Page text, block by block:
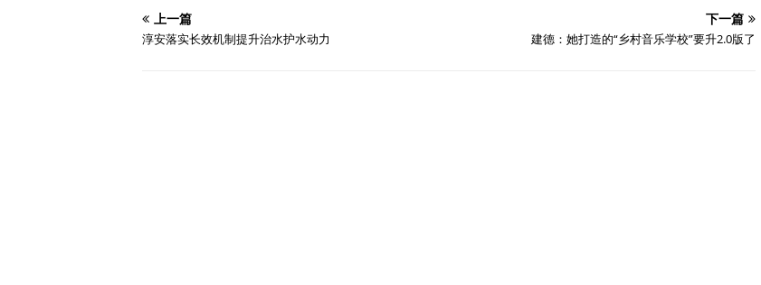
上一篇
淳安落实长效机制提升治水护水动力
下一篇
建德：她打造的“乡村音乐学校”要升2.0版了